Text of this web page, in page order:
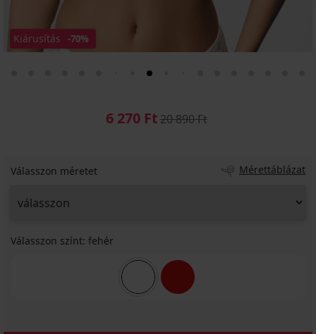
Kiárusítás -70%
6 270 Ft20 890 Ft
Válasszon méretet Mérettáblázat
Válasszon színt: fehér